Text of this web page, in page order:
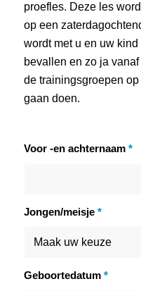
proefles. Deze les
op een
wordt met u en uw
bevallen en zo ja
de trainingsgroepen
gaan doen.
Voor -en achternaam *
Jongen/meisje *
Geboortedatum *